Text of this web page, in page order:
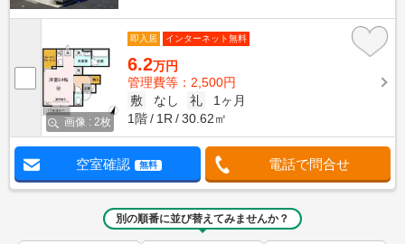
画像 : 2枚
即入居 インターネット無料
6.2万円
管理費等：2,500円
敷
なし 礼
1ヶ月
1階
1R 30.62㎡
空室確認 無料 電話で問合せ
別の順番に並び替えてみませんか？